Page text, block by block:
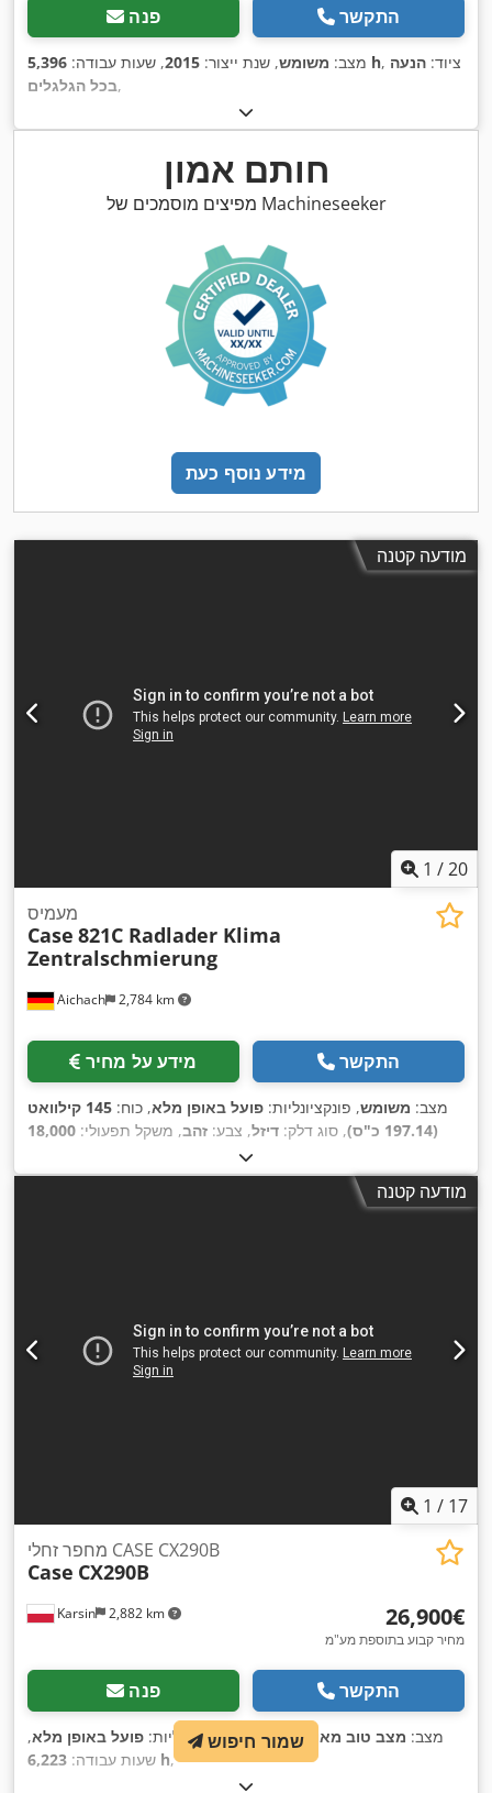
פנה התקשר
מצב: משומש, שנת ייצור: 2015, שעות עבודה: 5,396 h , ציוד: הנעה
בכל הגלגלים,
חותם אמון
מפיצים מוסמכים של Machineseeker
מידע נוסף כעת
מודעה קטנה
1 /20
Aichach 2,784 km
מעמיס
Case 821C Radlader Klima
Zentralschmierung
מידע על מחיר התקשר
מצב: משומש, פונקציונליות: פועל באופן מלא, כוח:
145 קילוואט
(197.14 כ"ס)
, סוג דלק: דיזל, צבע: זהב, משקל תפעולי: 18,000
, שנת ייצור:
מערכת גירוז מרכזית, תא נהג,
מודעה קטנה
1 / 17
Karsin 2,882 km
מחפר זחלי CASE CX290B
Case CX290B
‏26,900 ‏€
מחיר קבוע בתוספת מע"מ
פנה התקשר
מצב: מצב טוב מאוד (משומש), פונקציונליות: פועל באופן מלא,
שעות עבודה: 6,223 h,
שמור חיפוש